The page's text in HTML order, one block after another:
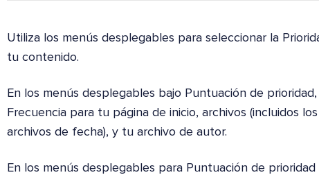
Utiliza los menús desplegables para seleccionar la
tu contenido.
En los menús desplegables bajo Puntuación de
Frecuencia para tu página de inicio, archivos (incluidos
archivos de fecha), y tu archivo de autor.
En los menús desplegables para Puntuación de